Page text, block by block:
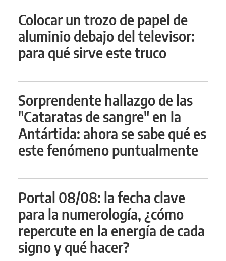
Colocar un trozo de papel de
aluminio debajo del televisor:
para qué sirve este truco
Sorprendente hallazgo de las
"Cataratas de sangre" en la
Antártida: ahora se sabe qué es
este fenómeno puntualmente
Portal 08/08: la fecha clave
para la numerología, ¿cómo
repercute en la energía de cada
signo y qué hacer?